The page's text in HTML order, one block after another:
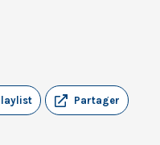
Partager